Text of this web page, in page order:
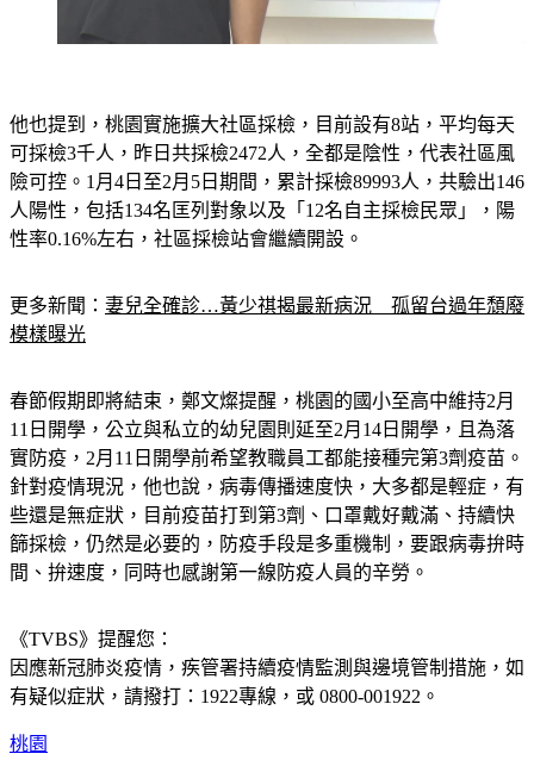
他也提到，桃園實施擴大社區採檢，目前設有8站，平均每天
可採檢3千人，昨日共採檢2472人，全都是陰性，代表社區風
險可控。1月4日至2月5日期間，累計採檢89993人，共驗出146
人陽性，包括134名匡列對象以及「12名自主採檢民眾」，陽
性率0.16%左右，社區採檢站會繼續開設。
更多新聞： 妻兒全確診…黃少祺揭最新病況　孤留台過年頹廢
模樣曝光
春節假期即將結束，鄭文燦提醒，桃園的國小至高中維持2月
11日開學，公立與私立的幼兒園則延至2月14日開學，且為落
實防疫，2月11日開學前希望教職員工都能接種完第3劑疫苗。
針對疫情現況，他也說，病毒傳播速度快，大多都是輕症，有
些還是無症狀，目前疫苗打到第3劑、口罩戴好戴滿、持續快
篩採檢，仍然是必要的，防疫手段是多重機制，要跟病毒拚時
間、拚速度，同時也感謝第一線防疫人員的辛勞。
《TVBS》提醒您：
因應新冠肺炎疫情，疾管署持續疫情監測與邊境管制措施， 如
有疑似症狀，請撥打：1922專線，或 0800-001922。
桃園